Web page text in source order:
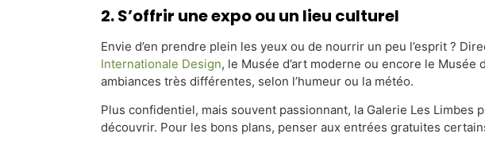
2. S’offrir une expo ou un lieu culturel
Envie d’en prendre plein les yeux ou de nourrir un peu l’esprit ?
Internationale Design, le Musée d’art moderne ou encore le
ambiances très différentes, selon l’humeur ou la météo.
Plus confidentiel, mais souvent passionnant, la Galerie Les Limbes
découvrir. Pour les bons plans, penser aux entrées gratuites